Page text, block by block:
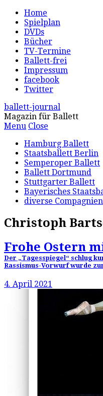
Home
Spielplan
DVDs
Bücher
TV-Termine
Ballett-frei
Impressum
facebook
Twitter
ballett-journal
Magazin für Ballett
Menu Close
Hamburg Ballett
Staatsballett Berlin
Semperoper Ballett
Ballett Dortmund
Stuttgarter Ballett
Bayerisches
diverse Compagnien
Christoph
Frohe Ostern
Der „Tagesspiegel“ schlug
Rassismus-Vorwurf wurde
4. April 2021